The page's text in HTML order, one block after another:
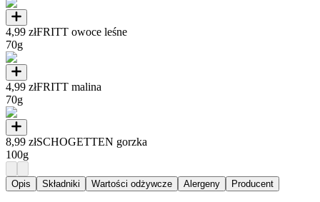
4,99 złFRITT owoce leśne
70g
4,99 złFRITT malina
70g
8,99 złSCHOGETTEN gorzka
100g
Opis Składniki Wartości odżywcze Alergeny Producent